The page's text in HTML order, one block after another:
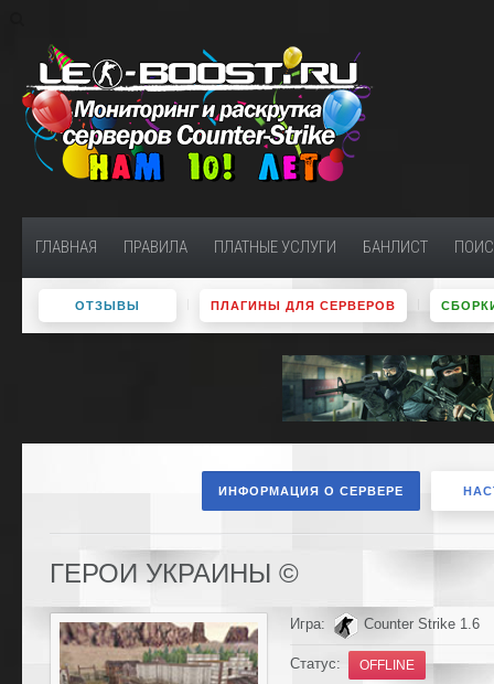
ГЛАВНАЯ ПРАВИЛА ПЛАТНЫЕ УСЛУГИ БАНЛИСТ
ОТЗЫВЫ ПЛАГИНЫ ДЛЯ СЕРВЕРОВ
ИНФОРМАЦИЯ О СЕРВЕРЕ
ГЕРОИ УКРАИНЫ ©
Игра: Counter Strike 1.6
Статус: OFFLINE